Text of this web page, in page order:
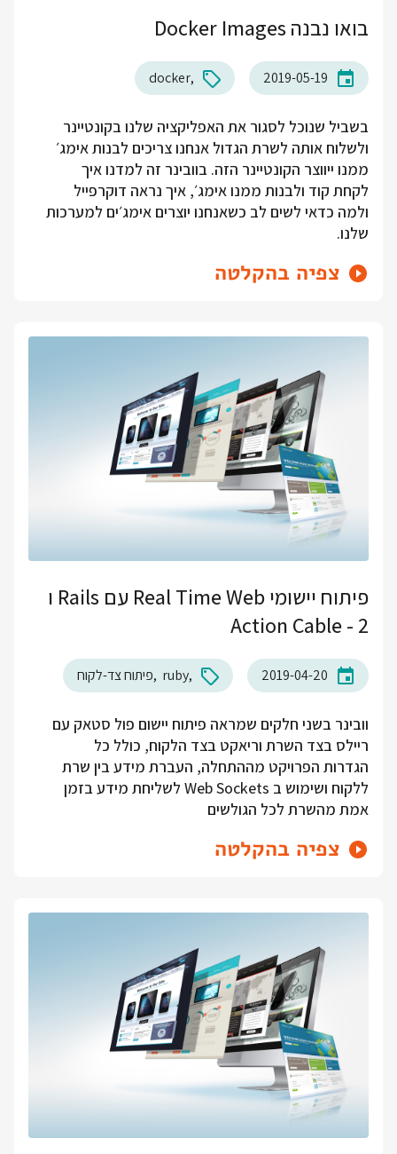
בואו נבנה Docker Images
2019-05-19
docker
בשביל שנוכל לסגור את האפליקציה שלנו בקונטיינר
ולשלוח אותה לשרת הגדול אנחנו צריכים לבנות אימג׳
ממנו ייווצר הקונטיינר הזה. בוובינר זה למדנו איך
לקחת קוד ולבנות ממנו אימג׳, איך נראה דוקרפייל
ולמה כדאי לשים לב כשאנחנו יוצרים אימג׳ים למערכות
שלנו.
צפיה בהקלטה
פיתוח יישומי Real Time Web עם Rails ו
Action Cable - 2
2019-04-20
ruby פיתוח צד-לקוח
וובינר בשני חלקים שמראה פיתוח יישום פול סטאק עם
ריילס בצד השרת וריאקט בצד הלקוח, כולל כל
הגדרות הפרויקט מההתחלה, העברת מידע בין שרת
ללקוח ושימוש ב Web Sockets לשליחת מידע בזמן
אמת מהשרת לכל הגולשים
צפיה בהקלטה